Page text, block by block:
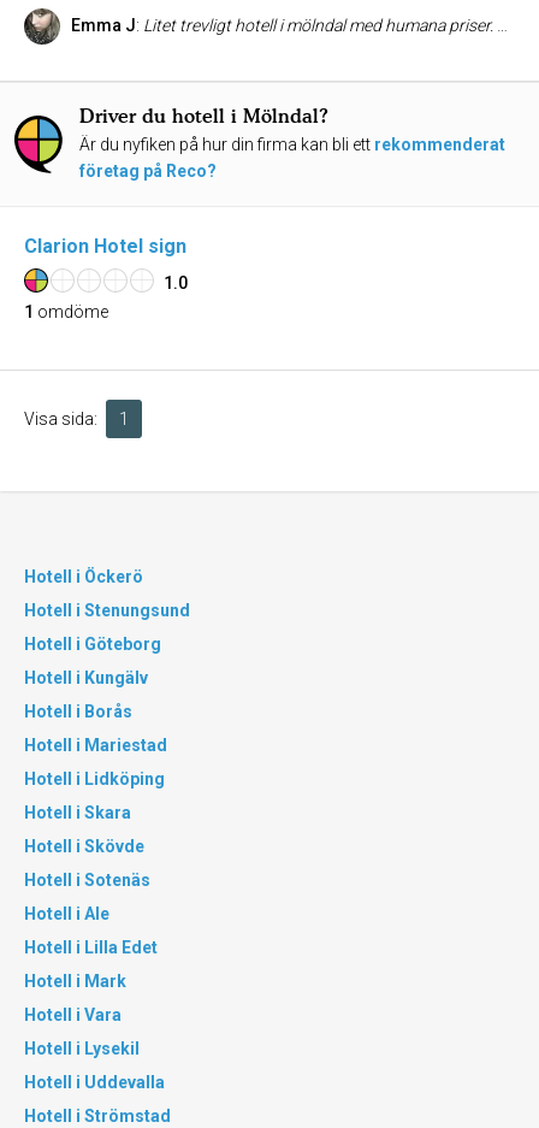
Emma J: Litet trevligt hotell i mölndal med humana priser. Enklare kvällsmat ingår samt en bra frukost. Trevlig personal och bra service. Rummen håller bra standard utan något överdåd. Ett extra + för den fria kvällsmaten som skapar en trevlig stämmning i matsalen.
Driver du hotell i Mölndal?
Är du nyfiken på hur din firma kan bli ett rekommenderat
företag på Reco?
Clarion Hotel sign
1.0
1 omdöme
Visa sida: 1
Hotell i Öckerö
Hotell i Stenungsund
Hotell i Göteborg
Hotell i Kungälv
Hotell i Borås
Hotell i Mariestad
Hotell i Lidköping
Hotell i Skara
Hotell i Skövde
Hotell i Sotenäs
Hotell i Ale
Hotell i Lilla Edet
Hotell i Mark
Hotell i Vara
Hotell i Lysekil
Hotell i Uddevalla
Hotell i Strömstad